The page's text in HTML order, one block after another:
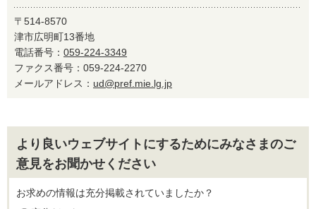
〒514-8570
津市広明町13番地
電話番号： 059-224-3349
ファクス番号：059-224-2270
メールアドレス： ud@pref.mie.lg.jp
より良いウェブサイトにするためにみなさまのご
意見をお聞かせください
お求めの情報は充分掲載されていましたか？